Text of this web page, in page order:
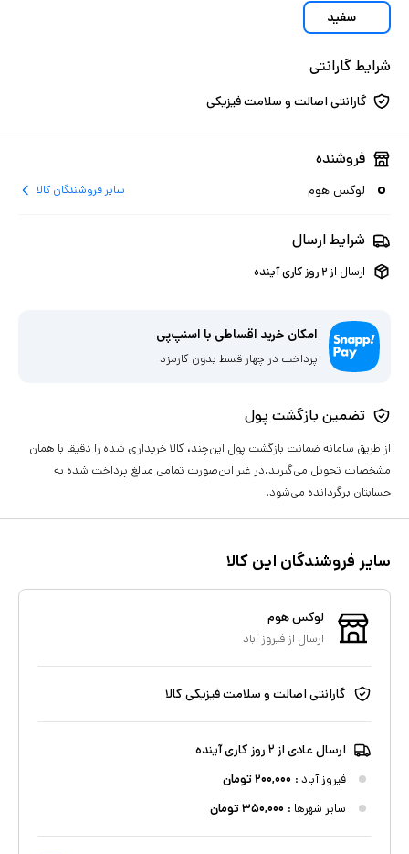
سفید
شرایط گارانتی
گارانتی اصالت و سلامت فیزیکی
فروشنده
لوکس هوم سایر فروشندگان کالا
شرایط ارسال
ارسال از ۲ روز کاری آینده
امکان خرید اقساطی با اسنپ‌پی
پرداخت در چهار قسط بدون کارمزد
تضمین بازگشت پول
از طریق سامانه ضمانت بازگشت پول این‌چند، کالا خریداری شده را دقیقا با همان
مشخصات تحویل می‌گیرید.در غیر این‌صورت تمامی مبالغ پرداخت شده به
حسابتان برگردانده می‌شود.
سایر فروشندگان این کالا
لوکس هوم
ارسال از فيروز آباد
گارانتی اصالت و سلامت فیزیکی کالا
ارسال عادی از ۲ روز کاری آینده
فيروز آباد : ۲۰۰,۰۰۰تومان
سایر شهرها : ۳۵۰,۰۰۰تومان